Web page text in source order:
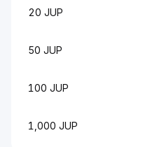
20 JUP
50 JUP
100 JUP
1,000 JUP